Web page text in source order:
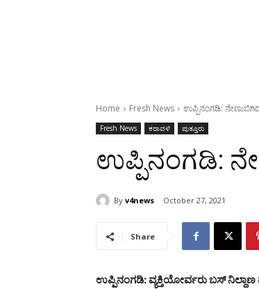
Home Fresh News ಉಪ್ಪಿನಂಗಡಿ: ನೇಣುಬಿಗಿದು
Fresh News ಕರಾವಳಿ ಪುತ್ತೂರು
ಉಪ್ಪಿನಂಗಡಿ:
By v4news October 27, 2021
Share
ಉಪ್ಪಿನಂಗಡಿ: ವ್ಯಕ್ತಿಯೋರ್ವರು ಬಸ್